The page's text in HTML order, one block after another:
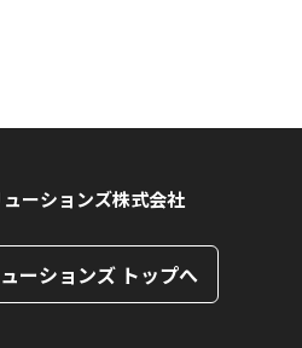
ーションズ株式会社
ーションズ トップへ